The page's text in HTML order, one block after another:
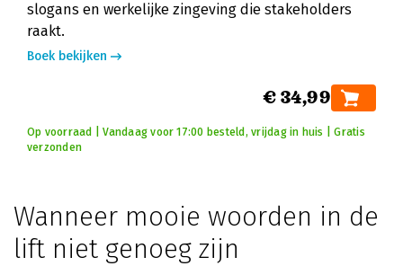
slogans en werkelijke zingeving die stakeholders
raakt.
Boek bekijken
€ 34,99
Op voorraad | Vandaag voor 17:00 besteld, vrijdag in huis | Gratis
verzonden
Wanneer mooie woorden in de
lift niet genoeg zijn